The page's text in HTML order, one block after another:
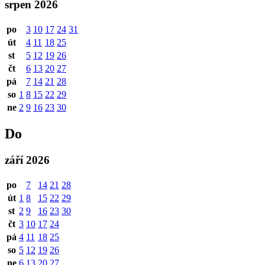
srpen 2026
po 3 10 17 24 31
út
4 11 18 25
st
5 12 19 26
čt
6 13 20 27
pá
7 14 21 28
so 1 8 15 22 29
ne 2 9 16 23 30
Do
září 2026
po 7 14 21 28
út 1 8 15 22 29
st 2 9 16 23 30
čt 3 10 17 24
pá 4 11 18 25
so 5 12 19 26
ne 6 13 20 27